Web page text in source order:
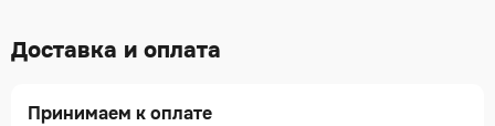
Доставка и оплата
Принимаем к оплате